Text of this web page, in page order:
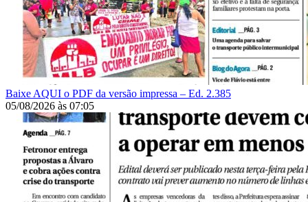
Baixe AQUI o PDF da versão impressa – Ed. 2.385
05/08/2026 às 07:05